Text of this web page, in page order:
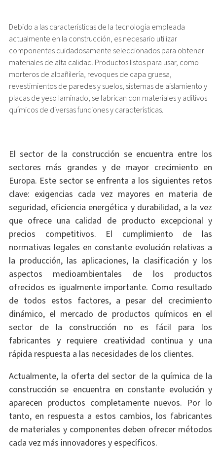
Debido a las características de la tecnología empleada
actualmente en la construcción, es necesario utilizar
componentes cuidadosamente seleccionados para obtener
materiales de alta calidad. Productos listos para usar, como
morteros de albañilería, revoques de capa gruesa,
revestimientos de paredes y suelos, sistemas de aislamiento y
placas de yeso laminado, se fabrican con materiales y aditivos
químicos de diversas funciones y características.
El sector de la construcción se encuentra entre los
sectores más grandes y de mayor crecimiento en
Europa. Este sector se enfrenta a los siguientes retos
clave: exigencias cada vez mayores en materia de
seguridad, eficiencia energética y durabilidad, a la vez
que ofrece una calidad de producto excepcional y
precios competitivos. El cumplimiento de las
normativas legales en constante evolución relativas a
la producción, las aplicaciones, la clasificación y los
aspectos medioambientales de los productos
ofrecidos es igualmente importante. Como resultado
de todos estos factores, a pesar del crecimiento
dinámico, el mercado de productos químicos en el
sector de la construcción no es fácil para los
fabricantes y requiere creatividad continua y una
rápida respuesta a las necesidades de los clientes.
Actualmente, la oferta del sector de la química de la
construcción se encuentra en constante evolución y
aparecen productos completamente nuevos. Por lo
tanto, en respuesta a estos cambios, los fabricantes
de materiales y componentes deben ofrecer métodos
cada vez más innovadores y específicos.